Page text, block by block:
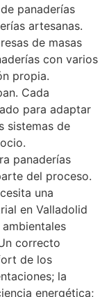
panaderías
artesanas.
de masas
con varios
propia.
Cada
para adaptar
sistemas de
panaderías
del proceso.
una
en Valladolid
correcto
de los
la
energética;